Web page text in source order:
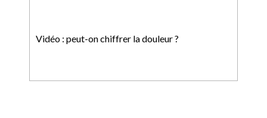
Vidéo : peut-on chiffrer la douleur ?